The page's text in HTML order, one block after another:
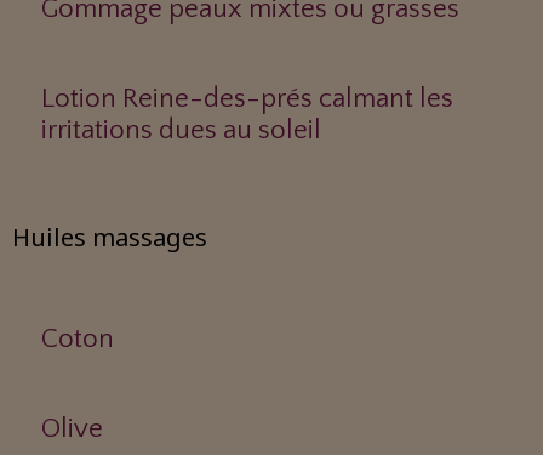
Gommage peaux mixtes ou grasses
Lotion Reine-des-prés calmant les
irritations dues au soleil
Huiles massages
Coton
Olive